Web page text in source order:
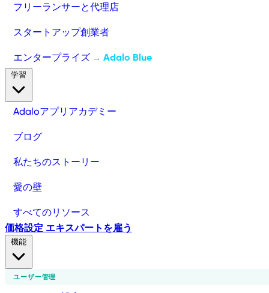
フリーランサーと代理店
スタートアップ創業者
エンタープライズ → Adalo Blue
Adaloアプリアカデミー
ブログ
私たちのストーリー
愛の壁
すべてのリソース
価格設定 エキスパートを雇う
ユーザー管理